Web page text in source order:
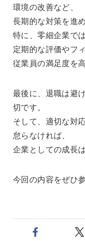
環境の改善など、
長期的な対策を進
特に、零細企業で
定期的な評価やフ
従業員の満足度を
最後に、退職は避
切です。
そして、適切な対
怠らなければ、
企業としての成長
今回の内容をぜひ